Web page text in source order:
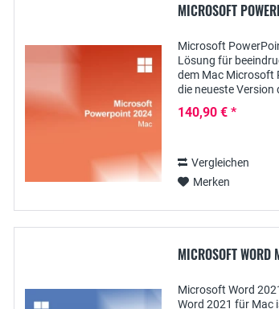
MICROSOFT
Microsoft
Lösung für
dem Mac Microsoft
die neueste
140,90 € *
Vergleichen
Merken
MICROSOFT WORD
Microsoft Word
Word 2021 für Mac